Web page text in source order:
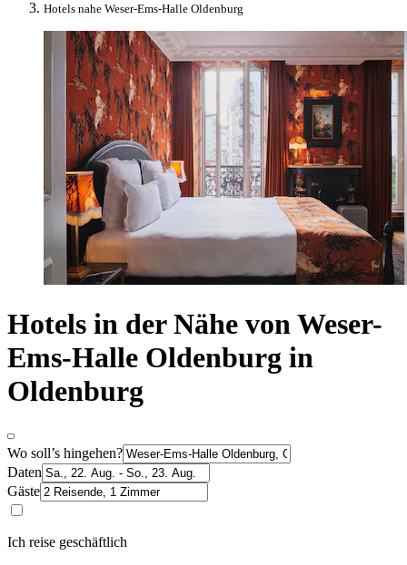
Hotels nahe Weser-Ems-Halle Oldenburg
Hotels in der Nähe von Weser-
Ems-Halle Oldenburg in
Oldenburg
Wo soll’s hingehen?
Daten
Gäste
Ich reise geschäftlich